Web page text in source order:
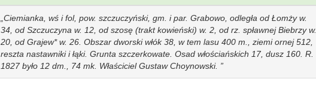
Ciemianka, wś i fol, pow. szczuczyński, gm. i par. Grabowo, odległa od Łomży w.
34, od Szczuczyna w. 12, od szosę (trakt kowieński) w. 2, od rz. spławnej Biebrzy w.
20, od Grajew* w. 26. Obszar dworski włók 38, w tem lasu 400 m., ziemi ornej 512,
reszta nastawniki i łąki. Grunta szczerkowate. Osad włościańskich 17, dusz 160. R.
1827 było 12 dm., 74 mk. Właściciel Gustaw Choynowski.